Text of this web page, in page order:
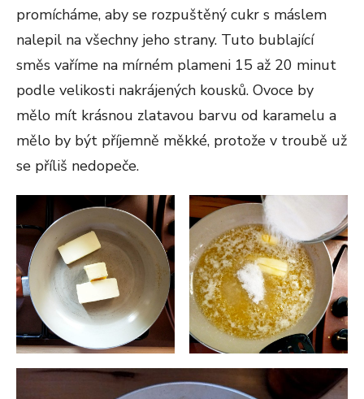
promícháme, aby se rozpuštěný cukr s máslem
nalepil na všechny jeho strany. Tuto bublající
směs vaříme na mírném plameni 15 až 20 minut
podle velikosti nakrájených kousků. Ovoce by
mělo mít krásnou zlatavou barvu od karamelu a
mělo by být příjemně měkké, protože v troubě už
se příliš nedopeče.